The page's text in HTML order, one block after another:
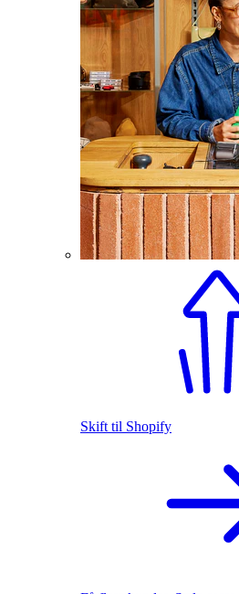
Skift til Shopify